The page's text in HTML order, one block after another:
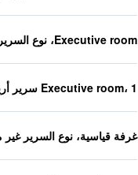
Executive room، نوع السرير غير معروف
Executive room، 1 سرير أريكة
غرفة قياسية، نوع السرير